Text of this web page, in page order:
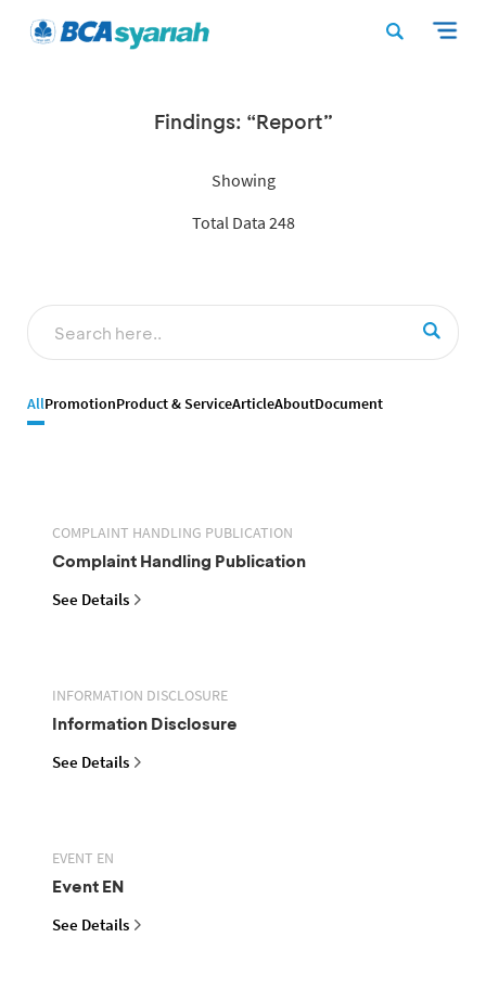
Findings: “Report”
Showing
Total Data 248
AllPromotionProduct & ServiceArticleAboutDocument
COMPLAINT HANDLING PUBLICATION
Complaint Handling Publication
See Details
INFORMATION DISCLOSURE
Information Disclosure
See Details
EVENT EN
Event EN
See Details